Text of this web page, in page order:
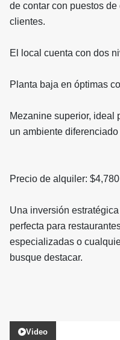
de contar con puestos
clientes.
El local cuenta con dos
Planta baja en óptimas
Mezanine superior, ideal
un ambiente
Precio de alquiler:
Una inversión
perfecta para
especializadas o
busque destacar.
Video